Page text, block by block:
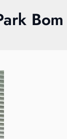
Bom